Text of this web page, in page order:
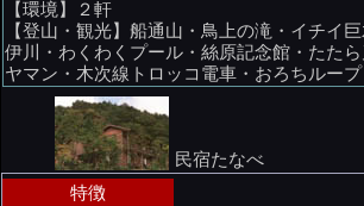
【環境】２軒
【登山・観光】船通山・鳥上の滝・イチイ
伊川・わくわくプール・絲原記念館・たた
ヤマン・木次線トロッコ電車・おろちルー
民宿たなべ
特徴